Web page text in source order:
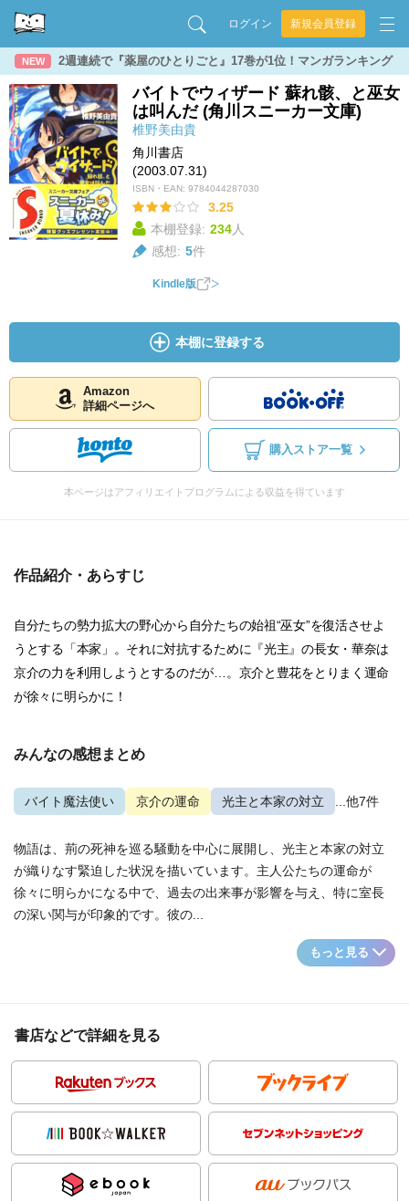
ログイン 新規会員登録
NEW 2週連続で『薬屋のひとりごと』17巻が1位！マンガランキング
バイトでウィザード 蘇れ骸、と巫女
は叫んだ (角川スニーカー文庫)
椎野美由貴
角川書店
(2003.07.31)
ISBN・EAN: 9784044287030
3.25
本棚登録: 234人
感想: 5件
Kindle版
本棚に登録する
Amazon
詳細ページへ
購入ストア一覧
本ページはアフィリエイトプログラムによる収益を得ています
作品紹介・あらすじ
自分たちの勢力拡大の野心から自分たちの始祖“巫女”を復活させよ
うとする「本家」。それに対抗するために『光主』の長女・華奈は
京介の力を利用しようとするのだが…。京介と豊花をとりまく運命
が徐々に明らかに！
みんなの感想まとめ
バイト魔法使い 京介の運命 光主と本家の対立 ...他7件
物語は、荊の死神を巡る騒動を中心に展開し、光主と本家の対立
が織りなす緊迫した状況を描いています。主人公たちの運命が
徐々に明らかになる中で、過去の出来事が影響を与え、特に室長
の深い関与が印象的です。彼の...
もっと見る
書店などで詳細を見る